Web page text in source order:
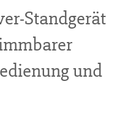
Standgerät
und